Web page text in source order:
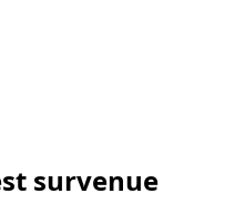
survenue